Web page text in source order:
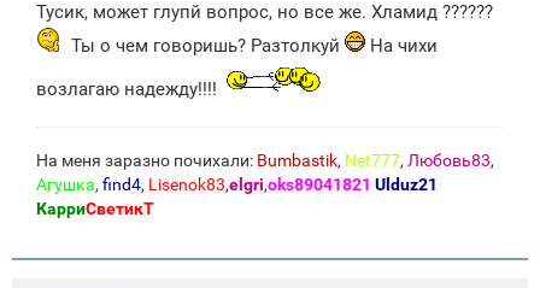
б
щ
е
и
е
Тусик, может глупй вопрос, но все же. Хламид ??????
Ты о чем говоришь? Разтолкуй
На чихи
возлагаю надежду!!!!
На меня заразно почихали: Bumbastik, Net777, Любовь83,
Агушка, find4, Lisenok83,elgri,oks89041821 Ulduz21
КарриСветикТ